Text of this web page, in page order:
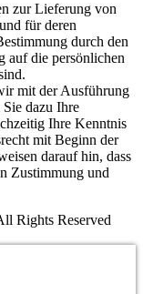
zur Lieferung von
für deren
durch den
auf die persönlichen
mit der Ausführung
Sie dazu Ihre
Ihre Kenntnis
mit Beginn der
darauf hin, dass
Zustimmung und
Rights Reserved